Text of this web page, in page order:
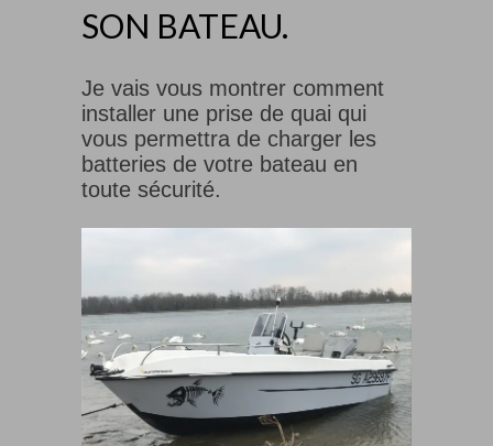
SON BATEAU.
Je vais vous montrer comment
installer une prise de quai qui
vous permettra de charger les
batteries de votre bateau en
toute sécurité.